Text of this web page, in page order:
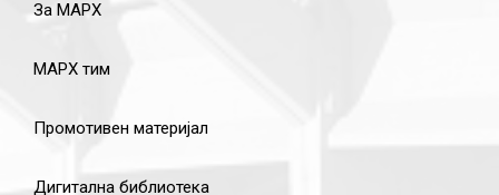
За МАРХ
МАРХ тим
Промотивен материјал
Дигитална библиотека